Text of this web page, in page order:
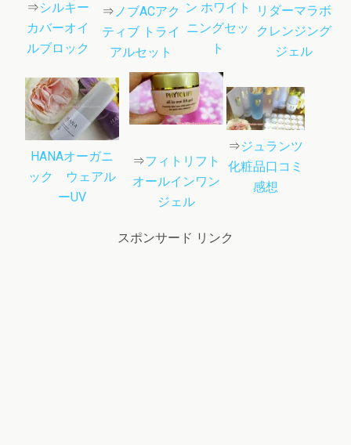
⇒シルキー
カバーオイ
ルブロック
⇒ ノブACアク
ティブ トライ
アルセット
ン ホワイト
ニングセッ
ト
リダーマラボ
クレンジング
ジェル
HANAオーガニ
ック ウェアル
ーUV
⇒フィトリフト
オールインワン
ジェル
⇒ジュランツ
化粧品口コミ
感想
スポンサード リンク